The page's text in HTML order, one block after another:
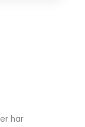
har